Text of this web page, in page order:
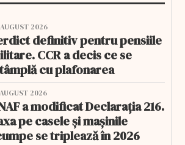
2026
definitiv pentru pensiile
CCR a decis ce se
cu plafonarea
2026
a modificat Declarația 216.
pe casele și mașinile
se triplează în 2026